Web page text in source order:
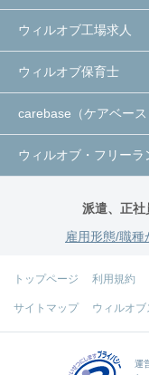
ウィルオブ工場求人
ウィルオブ保育士
carebase（ケアベース
ウィルオブ・フリーラ
派遣、正社
雇用形態/職種
トップページ 利用規約
サイトマップ ウィルオブ
運